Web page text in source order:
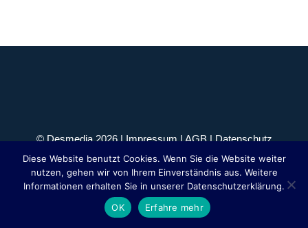
© Desmedia 2026 |Impressum|AGB|Datenschutz
Diese Website benutzt Cookies. Wenn Sie die Website weiter
nutzen, gehen wir von Ihrem Einverständnis aus. Weitere
Informationen erhalten Sie in unserer Datenschutzerklärung.
OK
Erfahre mehr